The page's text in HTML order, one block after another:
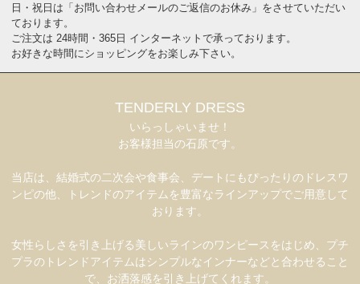
日・祝日は「お問い合わせメールのご返信のお休み」をさせていただい
ております。
ご注文は 24時間・365日 インターネットで承っております。
お好きな時間にショッピングをお楽しみ下さい。
TENDERLY DRESS
いらっしゃいませ！
お客様担当の石原です。
当店は、結婚式の二次会や食事会、デートにもぴったりのドレスワ
ンピの他、トレンドのアイテムを豊富なラインアップでご用意して
おります。
女性らしさを引き上げる美しいラインのワンピースをはじめ、プチ
プラのトレンドアイテムはシンプルなインナーなどと合わせること
で、お洒落感を引き上げてくれます。